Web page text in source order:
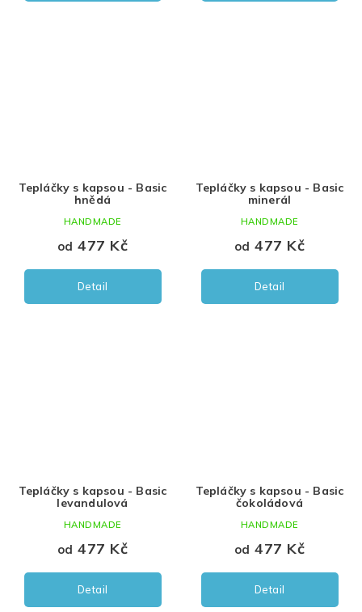
Tepláčky s kapsou - Basic
hnědá
od 477 Kč
Detail
HANDMADE
Tepláčky s kapsou - Basic
minerál
od 477 Kč
Detail
HANDMADE
Tepláčky s kapsou - Basic
levandulová
od 477 Kč
Detail
HANDMADE
Tepláčky s kapsou - Basic
čokoládová
od 477 Kč
Detail
HANDMADE